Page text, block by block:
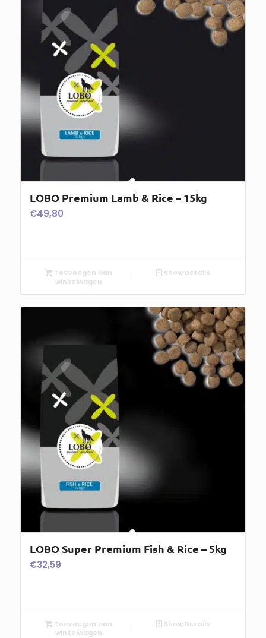
LOBO Premium Lamb & Rice – 15kg
€49,80
Toevoegen aan
winkelwagen
Show Details
LOBO Super Premium Fish & Rice – 5kg
€32,59
Toevoegen aan
winkelwagen
Show Details